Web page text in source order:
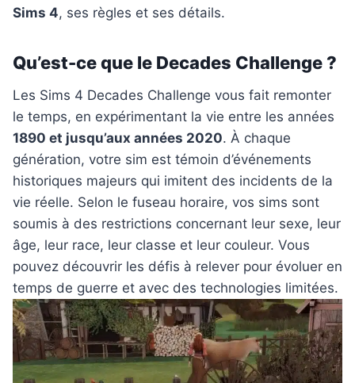
Sims 4, ses règles et ses détails.
Qu’est-ce que le Decades Challenge ?
Les Sims 4 Decades Challenge vous fait remonter
le temps, en expérimentant la vie entre les années
1890 et jusqu’aux années 2020. À chaque
génération, votre sim est témoin d’événements
historiques majeurs qui imitent des incidents de la
vie réelle. Selon le fuseau horaire, vos sims sont
soumis à des restrictions concernant leur sexe, leur
âge, leur race, leur classe et leur couleur. Vous
pouvez découvrir les défis à relever pour évoluer en
temps de guerre et avec des technologies limitées.